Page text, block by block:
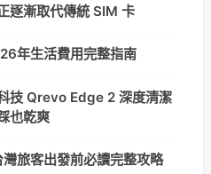
逐漸取代傳統 SIM 卡
年生活費用完整指南
技 Qrevo Edge 2 深度清潔
也乾爽
旅客出發前必讀完整攻略